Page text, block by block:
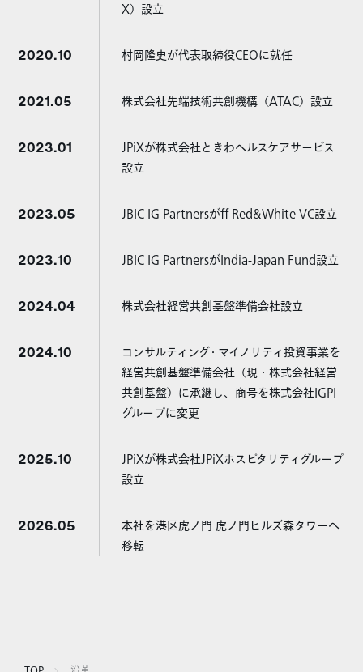
X）設立
2020.10 村岡隆史が代表取締役CEOに就任
2021.05 株式会社先端技術共創機構（ATAC）設立
2023.01
JPiXが株式会社ときわヘルスケアサービス
設立
2023.05 JBIC IG Partnersがff Red&White VC設立
2023.10 JBIC IG PartnersがIndia-Japan Fund設立
2024.04 株式会社経営共創基盤準備会社設立
2024.10
コンサルティング・マイノリティ投資事業を
経営共創基盤準備会社（現・株式会社経営
共創基盤）に承継し、商号を株式会社IGPI
グループに変更
2025.10
JPiXが株式会社JPiXホスピタリティグループ
設立
2026.05
本社を港区虎ノ門 虎ノ門ヒルズ森タワーへ
移転